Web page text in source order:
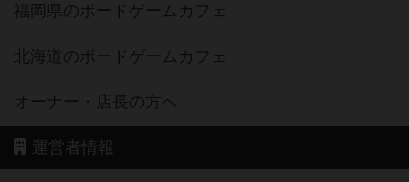
福岡県のボードゲームカフェ
北海道のボードゲームカフェ
オーナー・店長の方へ
運営者情報